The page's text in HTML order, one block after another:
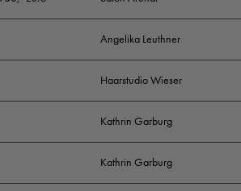
Angelika Leuthner
Haarstudio Wieser
Kathrin Garburg
Kathrin Garburg